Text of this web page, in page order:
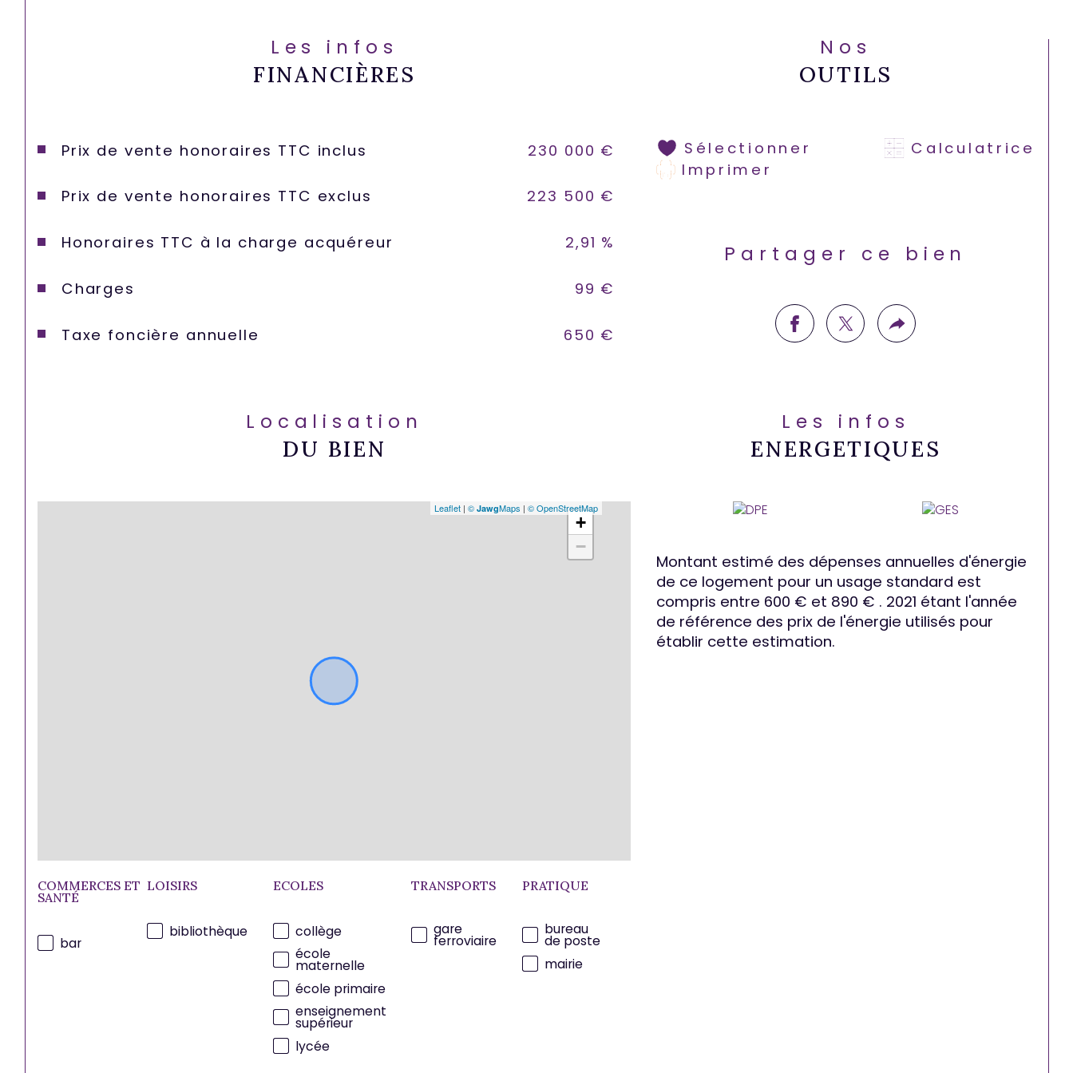
Les informations sur les risques
auxquels ce bien est exposé sont
disponibles sur le site Géorisques :
Les infos
FINANCIÈRES
Prix de vente honoraires TTC inclus 230 000 €
Prix de vente honoraires TTC exclus 223 500 €
Honoraires TTC à la charge acquéreur 2,91 %
Charges 99 €
Taxe foncière annuelle 650 €
Nos
OUTILS
Sélectionner
Calculatrice
Imprimer
Partager ce bien
Localisation
DU BIEN
+
−
Leaflet |©JawgMaps |© OpenStreetMap
COMMERCES ET
SANTÉ
bar
LOISIRS
bibliothèque
ECOLES
collège
école
maternelle
école primaire
enseignement
supérieur
lycée
TRANSPORTS
gare
ferroviaire
PRATIQUE
bureau
de poste
mairie
Les infos
ENERGETIQUES
Montant estimé des dépenses annuelles d'énergie
de ce logement pour un usage standard est
compris entre 600 € et 890 € . 2021 étant l'année
de référence des prix de l'énergie utilisés pour
établir cette estimation.